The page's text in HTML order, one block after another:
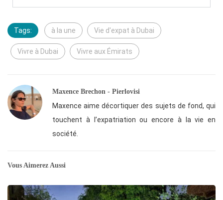
Tags: à la une Vie d'expat à Dubai
Vivre à Dubai Vivre aux Émirats
Maxence Brechon - Pierlovisi
Maxence aime décortiquer des sujets de fond, qui
touchent à l’expatriation ou encore à la vie en
société.
Vous Aimerez Aussi